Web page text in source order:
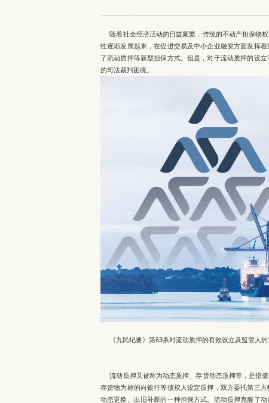
随着社会经济活动的日益频繁，传统的不动产担保物
性逐渐发展起来，在促进交易及中小企业融资方面发挥
了流动质押等新型担保方式。但是，对于流动质押的设
的司法裁判困境。
《九民纪要》第63条对流动质押的有效设立及监管人的
流动质押又被称为动态质押、存货动态质押等，是指
存货物为标的向银行等债权人设定质押，双方委托第三
动态更换、出旧补新的一种担保方式。流动质押克服了